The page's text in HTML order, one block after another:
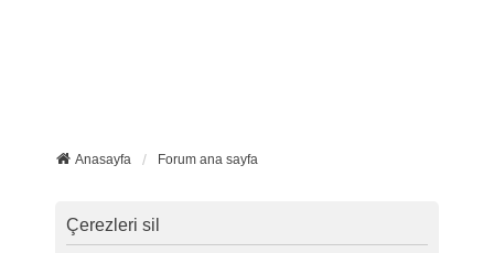
Anasayfa Forum ana sayfa
Çerezleri sil